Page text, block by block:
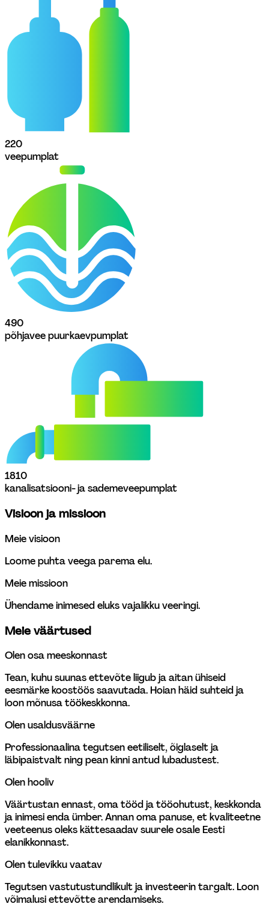
220
veepumplat
490
põhjavee puurkaevpumplat
1810
kanalisatsiooni- ja sademeveepumplat
Visioon ja missioon
Meie visioon
Loome puhta veega parema elu.
Meie missioon
Ühendame inimesed eluks vajalikku veeringi.
Meie väärtused
Olen osa meeskonnast
Tean, kuhu suunas ettevõte liigub ja aitan ühiseid
eesmärke koostöös saavutada. Hoian häid suhteid ja
loon mõnusa töökeskkonna.
Olen usaldusväärne
Professionaalina tegutsen eetiliselt, õiglaselt ja
läbipaistvalt ning pean kinni antud lubadustest.
Olen hooliv
Väärtustan ennast, oma tööd ja tööohutust, keskkonda
ja inimesi enda ümber. Annan oma panuse, et kvaliteetne
veeteenus oleks kättesaadav suurele osale Eesti
elanikkonnast.
Olen tulevikku vaatav
Tegutsen vastutustundlikult ja investeerin targalt. Loon
võimalusi ettevõtte arendamiseks.